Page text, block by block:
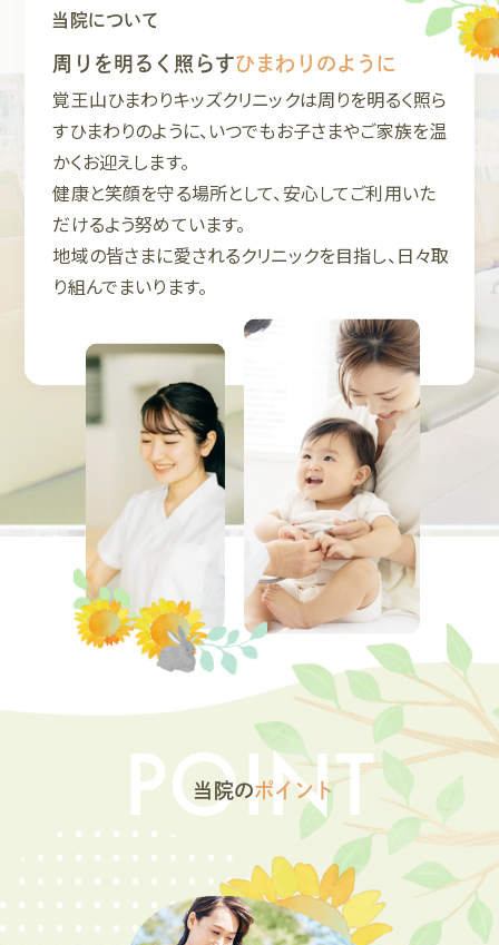
8:00-10:00 一般診療
2025.12.22
インフルエンザ予防接種予約の終了のお知
らせ
本年度のインフルエンザ予防接種予約は終了しました。
2回目接種予約がまだの方は、電話でお問い合わせくださ
・午後の順番予約の診察時間は15時から
・土曜日午前の順番予約の診察時間は9時から
となります。
2025.10.31
本年度のフルミスト（径鼻）の予約は終了
しました。
注射のワクチンはまだ、予約を受付しております。
よろしくお願いいたします。
インフルエンザ接種期間の診療時間変更の
インフルエンザ接種期間の10/1（水）～12/20（土）まで診
療時間が変更 になります。
9:00-12:30 一般診察
当院について
周りを明るく照らすひまわりのように
覚王山ひまわりキッズクリニックは周りを明るく照ら
すひまわりのように、いつでもお子さまやご家族を温
かくお迎えします。
健康と笑顔を守る場所として、安心してご利用いた
だけるよう努めています。
地域の皆さまに愛されるクリニックを目指し、日々取
り組んでまいります。
POINT
当院のポイント